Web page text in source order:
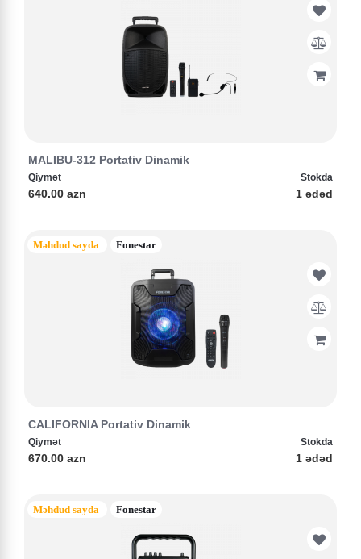
MALIBU-312 Portativ Dinamik
Qiymət
640.00 azn
Stokda
1 ədəd
Məhdud sayda Fonestar
CALIFORNIA Portativ Dinamik
Qiymət
670.00 azn
Stokda
1 ədəd
Məhdud sayda Fonestar